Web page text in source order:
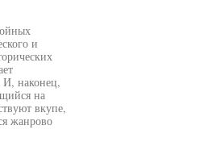
и
И, наконец,
на
вкупе,
жанрово